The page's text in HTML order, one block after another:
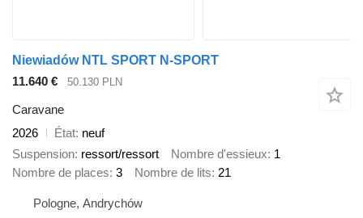
Niewiadów NTL SPORT N-SPORT
11.640 €
50.130 PLN
Caravane
2026
État neuf
Suspension ressort/ressort Nombre d'essieux 1
Nombre de places 3 Nombre de lits 21
Pologne, Andrychów